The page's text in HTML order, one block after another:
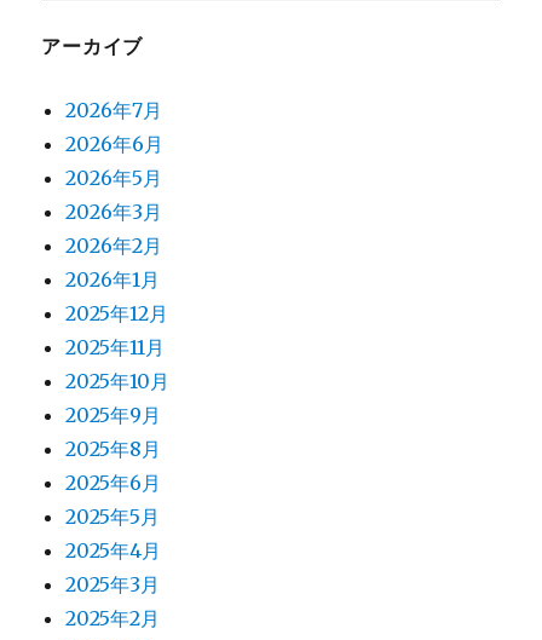
アーカイブ
2026年7月
2026年6月
2026年5月
2026年3月
2026年2月
2026年1月
2025年12月
2025年11月
2025年10月
2025年9月
2025年8月
2025年6月
2025年5月
2025年4月
2025年3月
2025年2月